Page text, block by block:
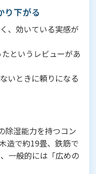
り下がる
、効いている実感が
というレビューがあ
いときに頼りになる
除湿能力を持つコン
造で約19畳、鉄筋で
一般的には「広めの